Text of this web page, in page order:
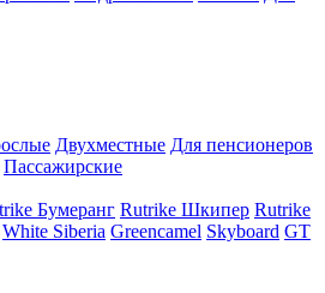
Двухместные Для пенсионеров
Пассажирские
Бумеранг Rutrike Шкипер Rutrike
White Siberia Greencamel Skyboard GT